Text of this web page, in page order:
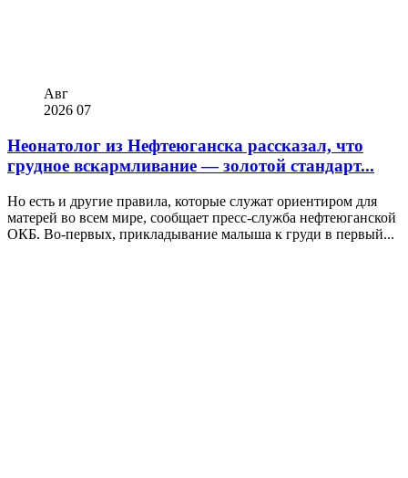
Авг
2026 07
Неонатолог из Нефтеюганска рассказал, что
грудное вскармливание — золотой стандарт...
Но есть и другие правила, которые служат ориентиром для
матерей во всем мире, сообщает пресс-служба нефтеюганской
ОКБ. Во-первых, прикладывание малыша к груди в первый...